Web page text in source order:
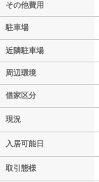
その他費用
駐車場
近隣駐車場
周辺環境
借家区分
現況
入居可能日
取引態様